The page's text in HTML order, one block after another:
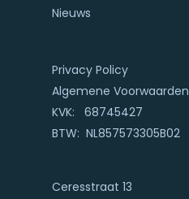
Nieuws
Privacy Policy
Algemene Voorwaarden
KVK: 68745427
BTW: NL857573305B02
Ceresstraat 13